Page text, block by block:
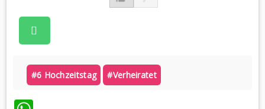
#6 Hochzeitstag #verheiratet